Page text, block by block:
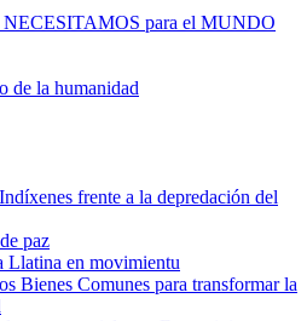
para el MUNDO
de la humanidad
frente a la depredación del
paz
en movimientu
Bienes Comunes para transformar la